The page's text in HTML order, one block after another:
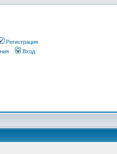
Регистрация
Вход